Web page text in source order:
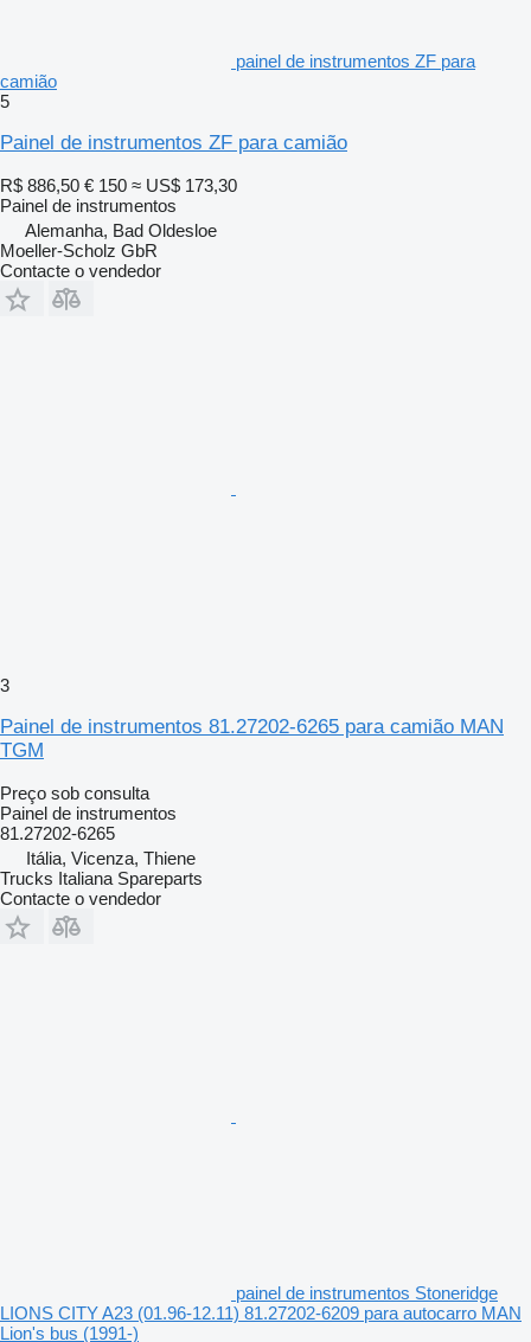
painel de instrumentos ZF para
camião
5
Painel de instrumentos ZF para camião
R$ 886,50 € 150 ≈ US$ 173,30
Painel de instrumentos
Alemanha, Bad Oldesloe
Moeller-Scholz GbR
Contacte o vendedor
3
Painel de instrumentos 81.27202-6265 para camião MAN
TGM
Preço sob consulta
Painel de instrumentos
81.27202-6265
Itália, Vicenza, Thiene
Trucks Italiana Spareparts
Contacte o vendedor
painel de instrumentos Stoneridge
LIONS CITY A23 (01.96-12.11) 81.27202-6209 para autocarro MAN
Lion's bus (1991-)